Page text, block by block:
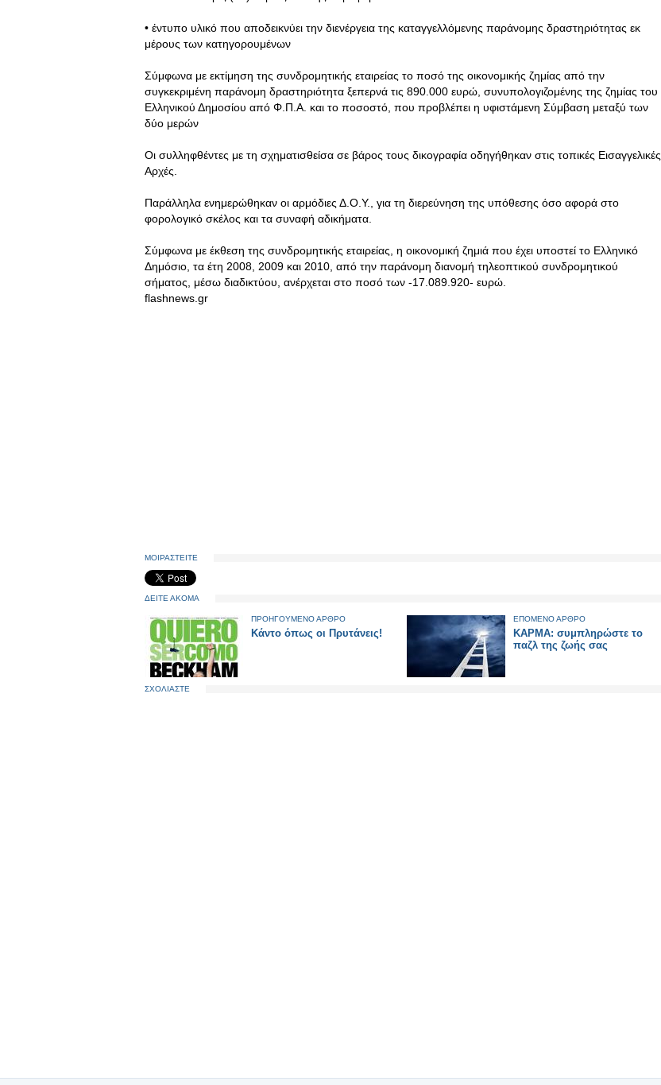
• έντυπο υλικό που αποδεικνύει την διενέργεια της καταγγελλόμενης παράνομης δραστηριότητας εκ
μέρους των κατηγορουμένων
Σύμφωνα με εκτίμηση της συνδρομητικής εταιρείας το ποσό της οικονομικής ζημίας από την
συγκεκριμένη παράνομη δραστηριότητα ξεπερνά τις 890.000 ευρώ, συνυπολογιζομένης της ζημίας του
Ελληνικού Δημοσίου από Φ.Π.Α. και το ποσοστό, που προβλέπει η υφιστάμενη Σύμβαση μεταξύ των
δύο μερών
Οι συλληφθέντες με τη σχηματισθείσα σε βάρος τους δικογραφία οδηγήθηκαν στις τοπικές Εισαγγελικές
Αρχές.
Παράλληλα ενημερώθηκαν οι αρμόδιες Δ.Ο.Υ., για τη διερεύνηση της υπόθεσης όσο αφορά στο
φορολογικό σκέλος και τα συναφή αδικήματα.
Σύμφωνα με έκθεση της συνδρομητικής εταιρείας, η οικονομική ζημιά που έχει υποστεί το Ελληνικό
Δημόσιο, τα έτη 2008, 2009 και 2010, από την παράνομη διανομή τηλεοπτικού συνδρομητικού
σήματος, μέσω διαδικτύου, ανέρχεται στο ποσό των -17.089.920- ευρώ.
flashnews.gr
ΜΟΙΡΑΣΤΕΙΤΕ
ΔΕΙΤΕ ΑΚΟΜΑ
ΠΡΟΗΓΟΥΜΕΝΟ ΑΡΘΡΟ
Κάντο όπως οι Πρυτάνεις!
ΕΠΟΜΕΝΟ ΑΡΘΡΟ
ΚAΡΜΑ: συμπληρώστε το
παζλ της ζωής σας
ΣΧΟΛΙΑΣΤΕ